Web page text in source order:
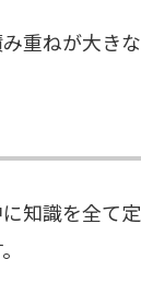
重ねが大きな
知識を全て